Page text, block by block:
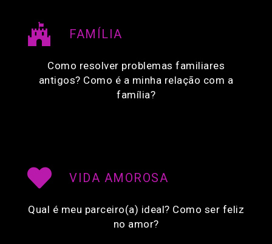
FAMÍLIA
Como resolver problemas familiares
antigos? Como é a minha relação com a
família?
VIDA AMOROSA
Qual é meu parceiro(a) ideal? Como ser feliz
no amor?